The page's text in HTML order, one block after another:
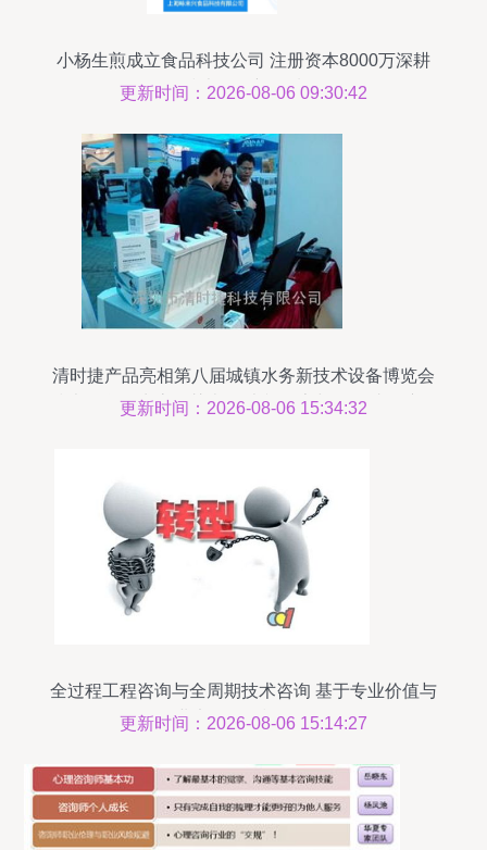
小杨生煎成立食品科技公司 注册资本8000万深耕
技术咨询新领域
更新时间：2026-08-06 09:30:42
清时捷产品亮相第八届城镇水务新技术设备博览会
技术诠释领生态智慧走向 本韵分享与价值助推演化
更新时间：2026-08-06 15:34:32
全过程工程咨询与全周期技术咨询 基于专业价值与
企业竞争的AI模型解析
更新时间：2026-08-06 15:14:27